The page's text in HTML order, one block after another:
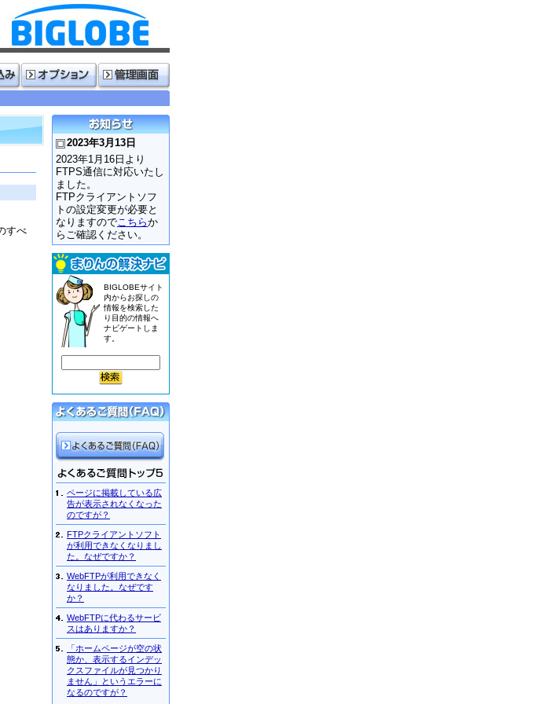
すべ
2023年3月13日
2023年1月16日より
FTPS通信に対応いたし
ました。
FTPクライアントソフ
トの設定変更が必要と
なりますので こちらか
らご確認ください。
BIGLOBEサイト
内からお探しの
情報を検索した
り目的の情報へ
ナビゲートしま
す。
ページに掲載している広
告が表示されなくなった
のですが？
FTPクライアントソフト
が利用できなくなりまし
た。なぜですか？
WebFTPが利用できなく
なりました。なぜです
か？
WebFTPに代わるサービ
スはありますか？
「ホームページが空の状
態か、表示するインデッ
クスファイルが見つかり
ません」というエラーに
なるのですが？